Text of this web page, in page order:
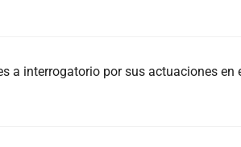
a interrogatorio por sus actuaciones en